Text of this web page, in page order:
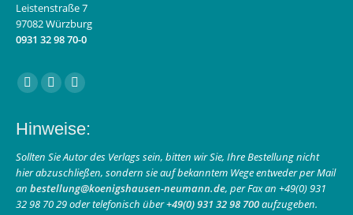
Leistenstraße 7
97082 Würzburg
0931 32 98 70-0
Finden Sie uns auf:
Facebook
opens
in
new
window
Instagram
opens
in
new
window
E-
page
opens
in
new
Hinweise:
Sollten Sie Autor des Verlags sein, bitten wir Sie, Ihre Bestellung nicht
hier abzuschließen, sondern sie auf bekanntem Wege entweder per Mail
an bestellung@koenigshausen-neumann.de, per Fax an +49(0) 931
32 98 70 29 oder telefonisch über+49(0) 931 32 98 700aufzugeben.